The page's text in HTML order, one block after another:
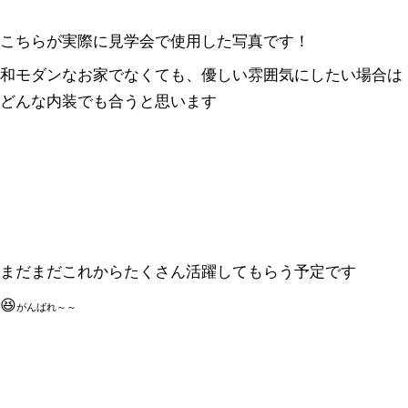
こちらが実際に見学会で使用した写真です！
和モダンなお家でなくても、優しい雰囲気にしたい場合は
どんな内装でも合うと思います
まだまだこれからたくさん活躍してもらう予定です
😆がんばれ～～